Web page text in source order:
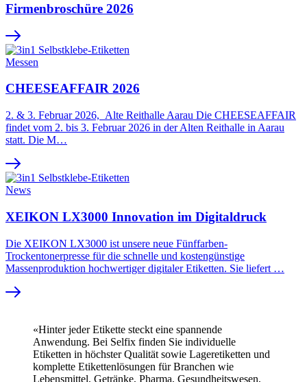
Firmenbroschüre 2026
Messen
CHEESEAFFAIR 2026
2. & 3. Februar 2026, Alte Reithalle Aarau Die CHEESEAFFAIR
findet vom 2. bis 3. Februar 2026 in der Alten Reithalle in Aarau
statt. Die M…
News
XEIKON LX3000 Innovation im Digitaldruck
Die XEIKON LX3000 ist unsere neue Fünffarben-
Trockentonerpresse für die schnelle und kostengünstige
Massenproduktion hochwertiger digitaler Etiketten. Sie liefert …
«Hinter jeder Etikette steckt eine spannende
Anwendung. Bei Selfix finden Sie individuelle
Etiketten in höchster Qualität sowie Lageretiketten und
komplette Etikettenlösungen für Branchen wie
Lebensmittel, Getränke, Pharma, Gesundheitswesen,